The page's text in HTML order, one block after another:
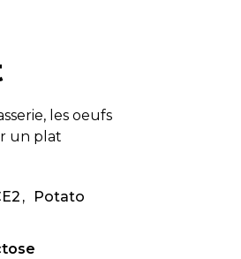
les oeufs
un plat
Potato